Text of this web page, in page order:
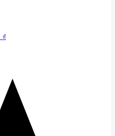
₫Khoảng
đến
11.996.000 ₫